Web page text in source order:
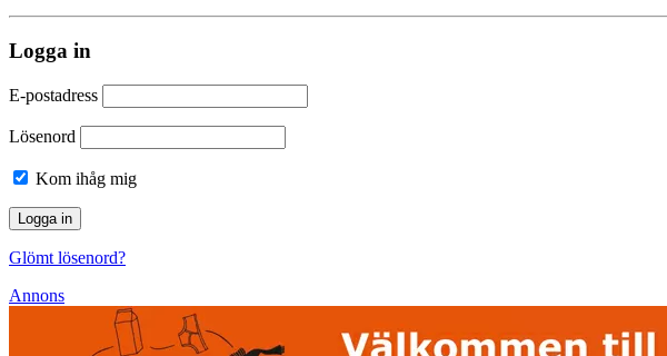
Logga in
E-postadress
Lösenord
Kom ihåg mig
Glömt lösenord?
Annons